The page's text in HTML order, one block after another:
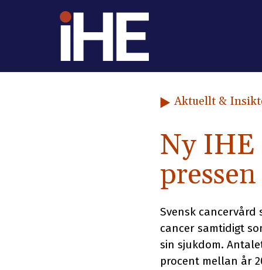
Aktuellt &
Ny IHE
Svensk
cancer samtidigt
sin sjukdom.
procent mellan år